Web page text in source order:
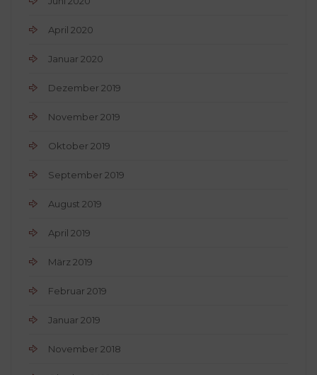
April 2020
Januar 2020
Dezember 2019
November 2019
Oktober 2019
September 2019
August 2019
April 2019
März 2019
Februar 2019
Januar 2019
November 2018